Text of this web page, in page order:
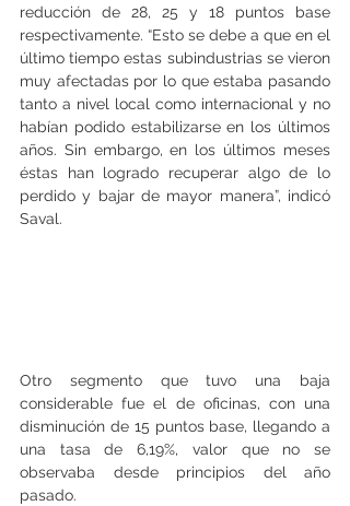
reducción de 28, 25 y 18 puntos base
respectivamente. “Esto se debe a que en el
último tiempo estas subindustrias se vieron
muy afectadas por lo que estaba pasando
tanto a nivel local como internacional y no
habían podido estabilizarse en los últimos
años. Sin embargo, en los últimos meses
éstas han logrado recuperar algo de lo
perdido y bajar de mayor manera”, indicó
Saval.
Otro segmento que tuvo una baja
considerable fue el de oficinas, con una
disminución de 15 puntos base, llegando a
una tasa de 6,19%, valor que no se
observaba desde principios del año
pasado.